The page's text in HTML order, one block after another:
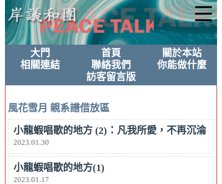
大門 首頁
關於本站
相關連結
聯絡我們
你能做什麼
訪客留言版
風花雪月 親系譜借放區
小龍蝦唱歌的地方 (2)：凡我所愛，不再沉淪
2023.01.30
小龍蝦唱歌的地方(1)
2023.01.17